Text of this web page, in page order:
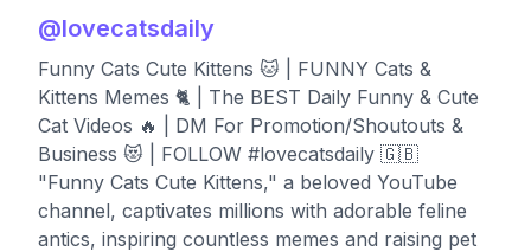
@lovecatsdaily
Funny Cats Cute Kittens 🐱 | FUNNY Cats &
Kittens Memes 🐈 | The BEST Daily Funny & Cute
Cat Videos 🔥 | DM For Promotion/Shoutouts &
Business 😻 | FOLLOW #lovecatsdaily 🇬🇧
"Funny Cats Cute Kittens," a beloved YouTube
channel, captivates millions with adorable feline
antics, inspiring countless memes and raising pet